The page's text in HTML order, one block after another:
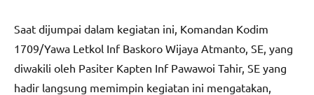
Saat dijumpai dalam kegiatan ini, Komandan Kodim
1709/Yawa Letkol Inf Baskoro Wijaya Atmanto, SE, yang
diwakili oleh Pasiter Kapten Inf Pawawoi Tahir, SE yang
hadir langsung memimpin kegiatan ini mengatakan,